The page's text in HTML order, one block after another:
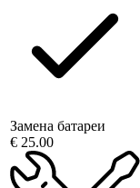
Замена батареи
€ 25.00